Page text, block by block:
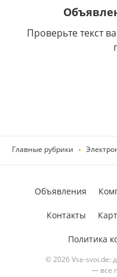
Проверьте текст
Главные рубрики
© 2026 Vse-svoi.de:
— все
Объявления
Контакты
Политика